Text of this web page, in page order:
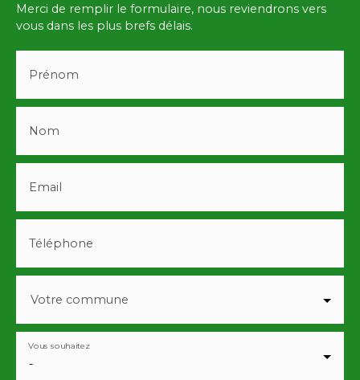
Merci de remplir le formulaire, nous reviendrons vers
vous dans les plus brefs délais.
Prénom
Nom
Email
Téléphone
Votre commune
-
Vous souhaitez